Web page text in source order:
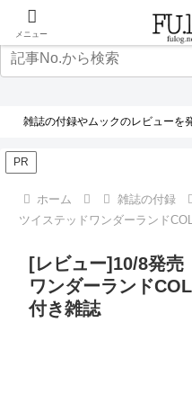
雑誌の付録やムックのレビューを
PR
ホーム 雑誌の付録
ツイステッドワンダーランド
[レビュー]10/8発
ワンダーランド
付き雑誌
メニュー